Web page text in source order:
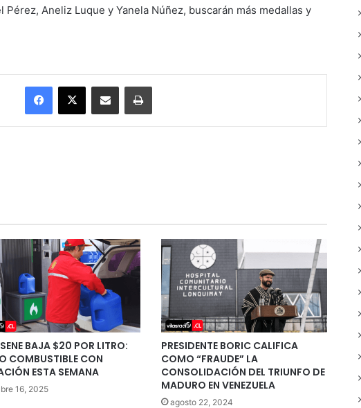
Aneliz Luque y Yanela Núñez, buscarán más medallas y
Facebook
X Enviar vía email Imprimir
BAJA $20 POR LITRO:
COMBUSTIBLE CON
ESTA SEMANA
16, 2025
PRESIDENTE BORIC CALIFICA
COMO “FRAUDE” LA
CONSOLIDACIÓN DEL TRIUNFO DE
MADURO EN VENEZUELA
agosto 22, 2024